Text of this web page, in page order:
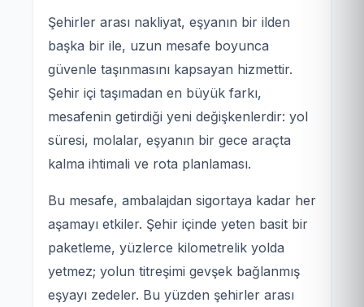
Şehirler arası nakliyat, eşyanın bir ilden
başka bir ile, uzun mesafe boyunca
güvenle taşınmasını kapsayan hizmettir.
Şehir içi taşımadan en büyük farkı,
mesafenin getirdiği yeni değişkenlerdir: yol
süresi, molalar, eşyanın bir gece araçta
kalma ihtimali ve rota planlaması.
Bu mesafe, ambalajdan sigortaya kadar her
aşamayı etkiler. Şehir içinde yeten basit bir
paketleme, yüzlerce kilometrelik yolda
yetmez; yolun titreşimi gevşek bağlanmış
eşyayı zedeler. Bu yüzden şehirler arası